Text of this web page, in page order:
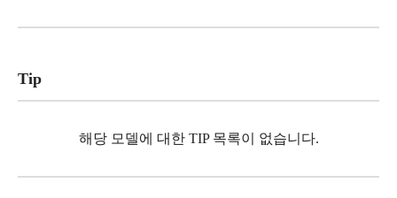
Tip
해당 모델에 대한 TIP 목록이 없습니다.